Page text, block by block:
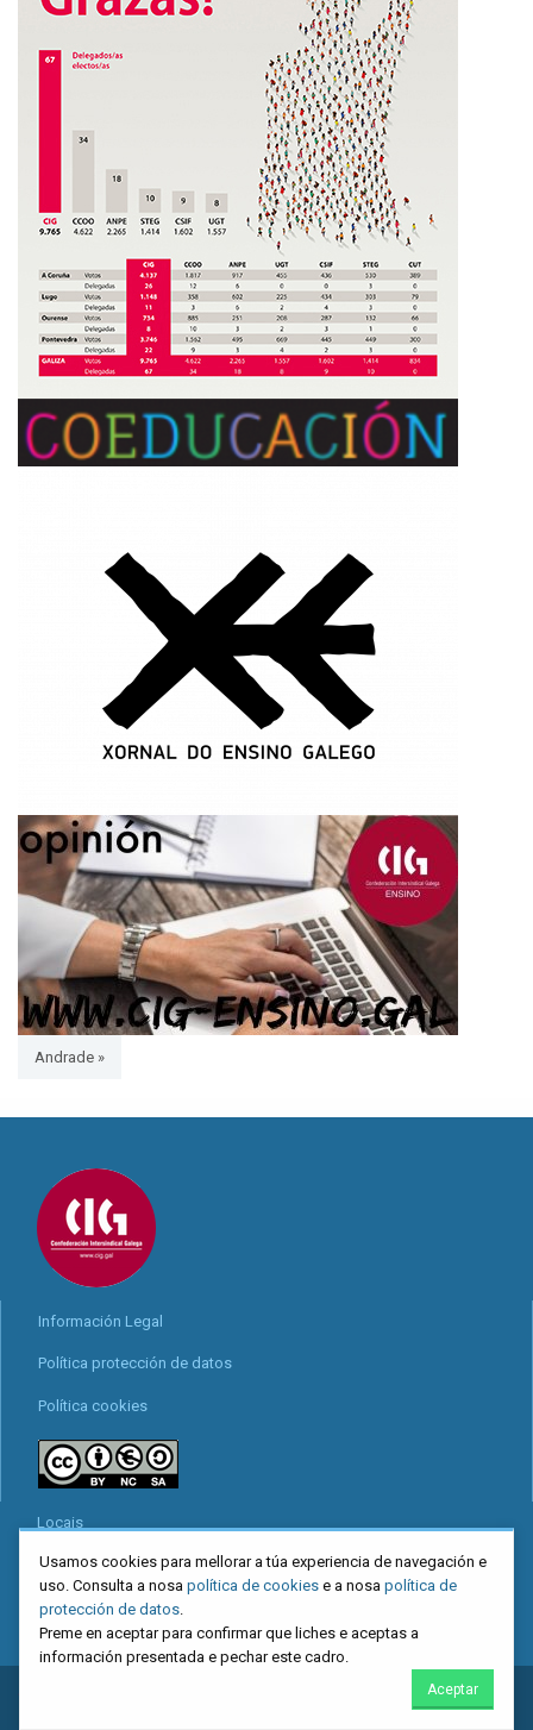
Andrade »
Información Legal
Política protección de datos
Política cookies
Locais
Mapa web
Redes sociais
. Confederación Intersindical Galega - Miguel Ferro Caaveiro
Usamos cookies para mellorar a túa experiencia de navegación e
uso. Consulta a nosa política de cookies e a nosa política de
protección de datos
Preme en aceptar para confirmar que liches e aceptas a
información presentada e pechar este cadro.
Aceptar